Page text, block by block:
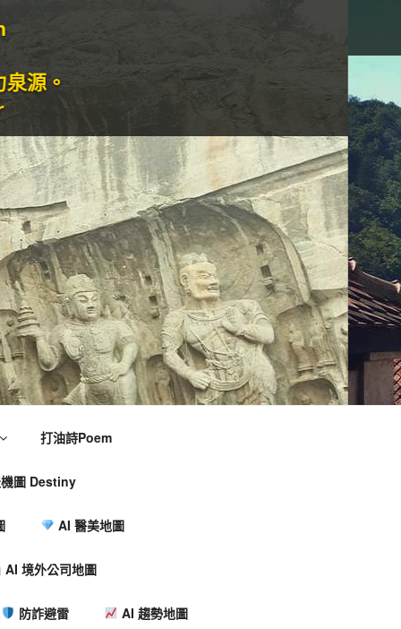
打油詩Poem
圖 Destiny
AI 醫美地圖
AI 境外公司地圖
防詐避雷 AI 趨勢地圖